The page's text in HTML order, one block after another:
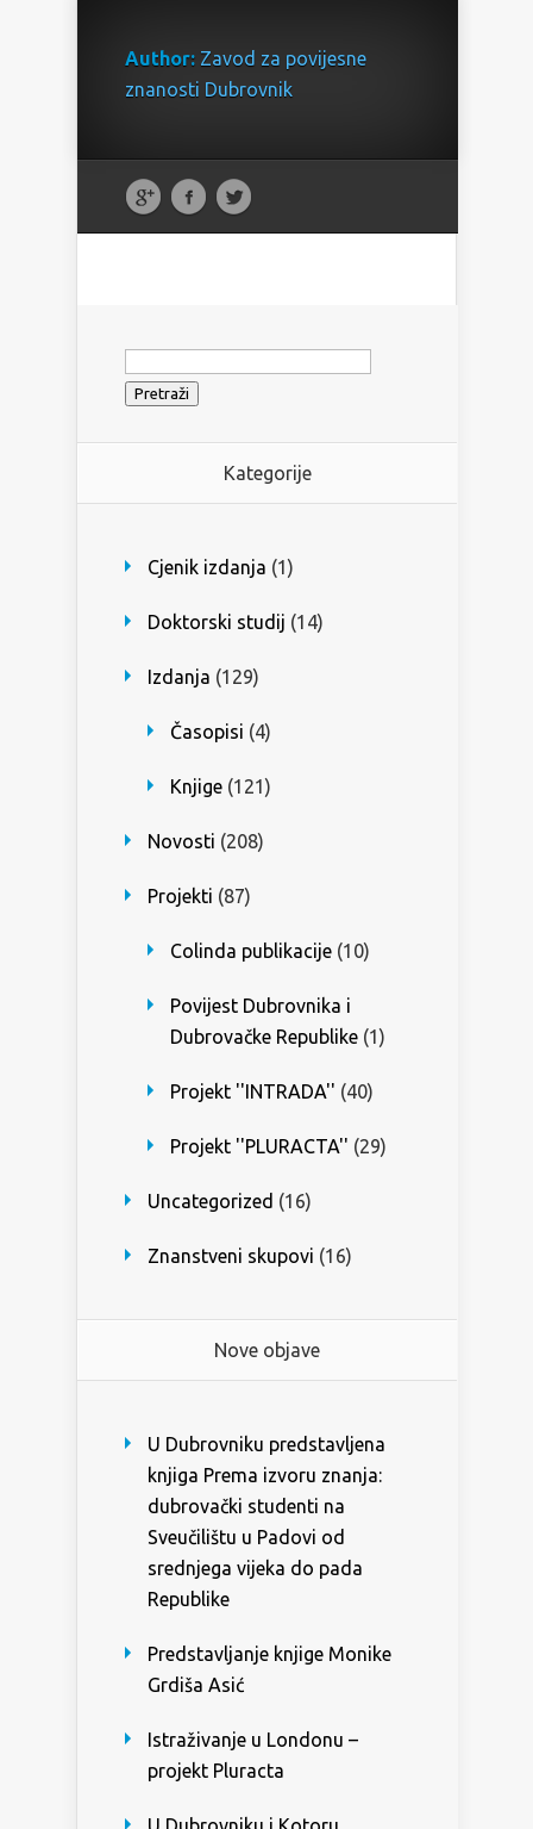
Author: Zavod za povijesne
znanosti Dubrovnik
Pretraži:
Kategorije
Cjenik izdanja (1)
Doktorski studij (14)
Izdanja (129)
Časopisi (4)
Knjige (121)
Novosti (208)
Projekti (87)
Colinda publikacije (10)
Povijest Dubrovnika i
Dubrovačke Republike (1)
Projekt ''INTRADA'' (40)
Projekt ''PLURACTA'' (29)
Uncategorized (16)
Znanstveni skupovi (16)
Nove objave
U Dubrovniku predstavljena
knjiga Prema izvoru znanja:
dubrovački studenti na
Sveučilištu u Padovi od
srednjega vijeka do pada
Republike
Predstavljanje knjige Monike
Grdiša Asić
Istraživanje u Londonu –
projekt Pluracta